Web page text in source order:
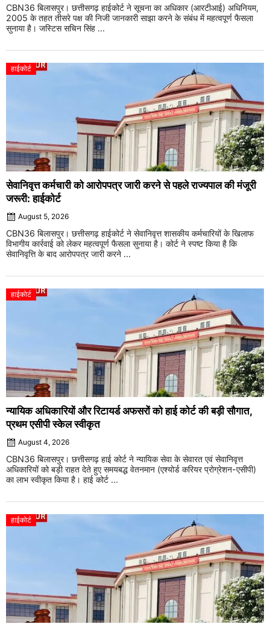
CBN36 बिलासपुर। छत्तीसगढ़ हाईकोर्ट ने सूचना का अधिकार (आरटीआई) अधिनियम,
2005 के तहत तीसरे पक्ष की निजी जानकारी साझा करने के संबंध में महत्वपूर्ण फैसला
सुनाया है। जस्टिस सचिन सिंह ...
हाईकोर्ट
सेवानिवृत्त कर्मचारी को आरोपपत्र जारी करने से पहले राज्यपाल की मंजूरी
जरूरी: हाईकोर्ट
August 5, 2026
CBN36 बिलासपुर। छत्तीसगढ़ हाईकोर्ट ने सेवानिवृत्त शासकीय कर्मचारियों के खिलाफ
विभागीय कार्रवाई को लेकर महत्वपूर्ण फैसला सुनाया है। कोर्ट ने स्पष्ट किया है कि
सेवानिवृत्ति के बाद आरोपपत्र जारी करने ...
हाईकोर्ट
न्यायिक अधिकारियों और रिटायर्ड अफसरों को हाई कोर्ट की बड़ी सौगात,
प्रथम एसीपी स्केल स्वीकृत
August 4, 2026
CBN36 बिलासपुर। छत्तीसगढ़ हाई कोर्ट ने न्यायिक सेवा के सेवारत एवं सेवानिवृत्त
अधिकारियों को बड़ी राहत देते हुए समयबद्ध वेतनमान (एश्योर्ड करियर प्रोग्रेशन-एसीपी)
का लाभ स्वीकृत किया है। हाई कोर्ट ...
हाईकोर्ट